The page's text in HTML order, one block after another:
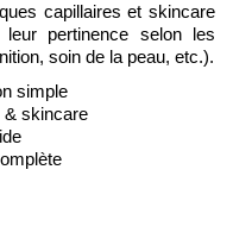
capillaires et skincare
pertinence selon les
soin de la peau, etc.).
simple
& skincare